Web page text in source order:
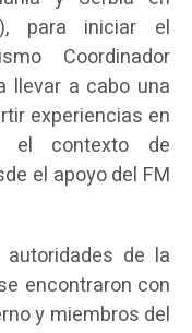
para iniciar el
Coordinador
llevar a cabo una
experiencias en
el contexto de
el apoyo del FM
de la
encontraron con
y miembros del